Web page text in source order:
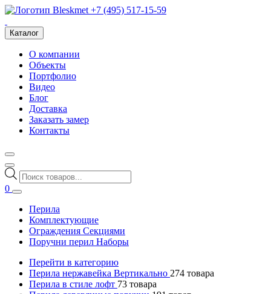
+7 (495) 517-15-59
Каталог
О компании
Объекты
Портфолио
Видео
Блог
Доставка
Заказать замер
Контакты
Поиск
товаров
0
Перила
Комплектующие
Ограждения Секциями
Поручни перил Наборы
Перейти в категорию
Перила нержавейка Вертикально 274 товара
Перила в стиле лофт 73 товара